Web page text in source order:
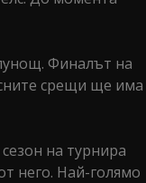
Финалът на
срещи ще има
на турнира
него. Най-голямо